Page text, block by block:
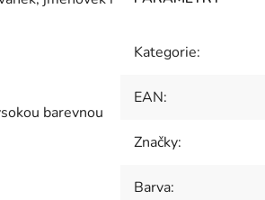
barevnou
Kategorie:
EAN:
Značky:
Barva: